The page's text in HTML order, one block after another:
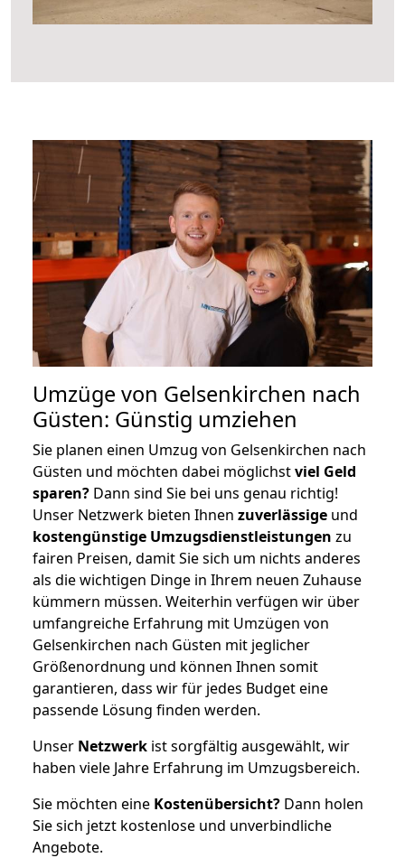
Umzüge von Gelsenkirchen nach
Güsten: Günstig umziehen
Sie planen einen Umzug von Gelsenkirchen nach
Güsten und möchten dabei möglichstviel Geld
sparen? Dann sind Sie bei uns genau richtig!
Unser Netzwerk bieten Ihnen zuverlässige und
kostengünstige Umzugsdienstleistungen zu
fairen Preisen, damit Sie sich um nichts anderes
als die wichtigen Dinge in Ihrem neuen Zuhause
kümmern müssen. Weiterhin verfügen wir über
umfangreiche Erfahrung mit Umzügen von
Gelsenkirchen nach Güsten mit jeglicher
Größenordnung und können Ihnen somit
garantieren, dass wir für jedes Budget eine
passende Lösung finden werden.
Unser Netzwerk ist sorgfältig ausgewählt, wir
haben viele Jahre Erfahrung im Umzugsbereich.
Sie möchten eine Kostenübersicht? Dann holen
Sie sich jetzt kostenlose und unverbindliche
Angebote.